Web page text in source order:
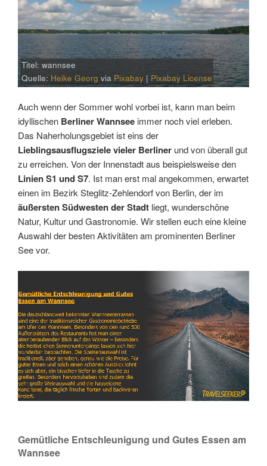
Titel: wannsee
Quelle: Heike Georg via Pixabay | Pixabay License
Auch wenn der Sommer wohl vorbei ist, kann man beim
idyllischen Berliner Wannsee immer noch viel erleben.
Das Naherholungsgebiet ist eins der
Lieblingsausflugsziele vieler Berliner und von überall gut
zu erreichen. Von der Innenstadt aus beispielsweise den
Linien S1 und S7. Ist man erst mal angekommen, erwartet
einen im Bezirk Steglitz-Zehlendorf von Berlin, der im
äußersten Südwesten der Stadt liegt, wunderschöne
Natur, Kultur und Gastronomie. Wir stellen euch eine kleine
Auswahl der besten Aktivitäten am prominenten Berliner
See vor.
Gemütliche Entschleunigung und Gutes Essen am
Wannsee